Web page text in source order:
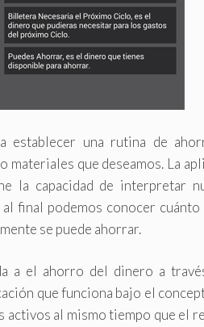
establecer una rutina de
que deseamos. La
la capacidad de interpretar
final podemos conocer
se puede ahorrar.
a el ahorro del dinero a
que funciona bajo el
al mismo tiempo que el